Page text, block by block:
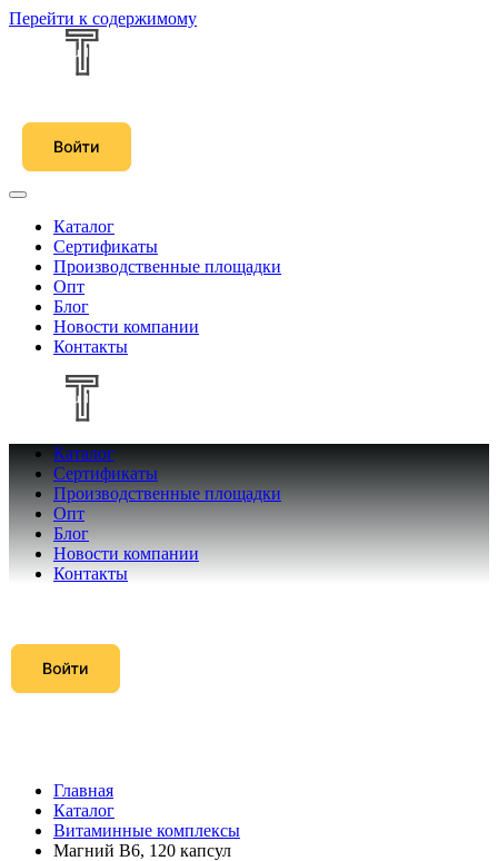
Перейти к содержимому
Каталог
Сертификаты
Производственные площадки
Опт
Блог
Новости компании
Контакты
Каталог
Сертификаты
Производственные площадки
Опт
Блог
Новости компании
Контакты
Главная
Каталог
Витаминные комплексы
Магний B6, 120 капсул